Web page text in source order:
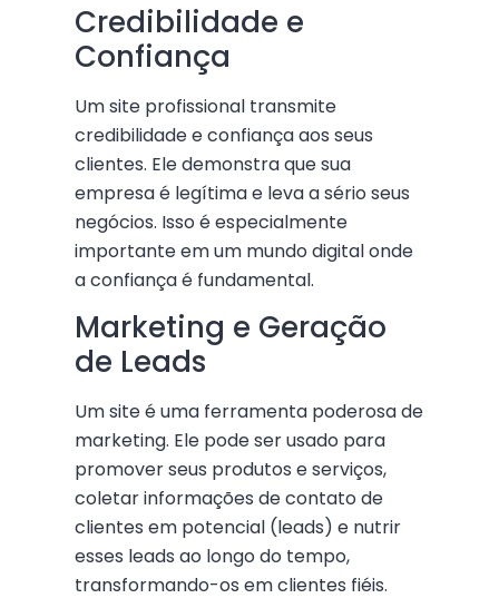
Credibilidade e
Confiança
Um site profissional transmite
credibilidade e confiança aos seus
clientes. Ele demonstra que sua
empresa é legítima e leva a sério seus
negócios. Isso é especialmente
importante em um mundo digital onde
a confiança é fundamental.
Marketing e Geração
de Leads
Um site é uma ferramenta poderosa de
marketing. Ele pode ser usado para
promover seus produtos e serviços,
coletar informações de contato de
clientes em potencial (leads) e nutrir
esses leads ao longo do tempo,
transformando-os em clientes fiéis.